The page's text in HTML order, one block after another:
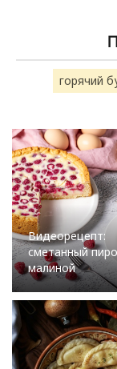
горячий
Видеорецепт:
сметанный
малиной